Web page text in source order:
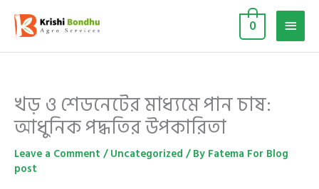
content
Main
0
খড় ও শেডনেটের মাধ্যমে পান চাষ:
আধুনিক পদ্ধতির উপকারিতা
Leave a Comment /Uncategorized / By Fatema For Blog
post